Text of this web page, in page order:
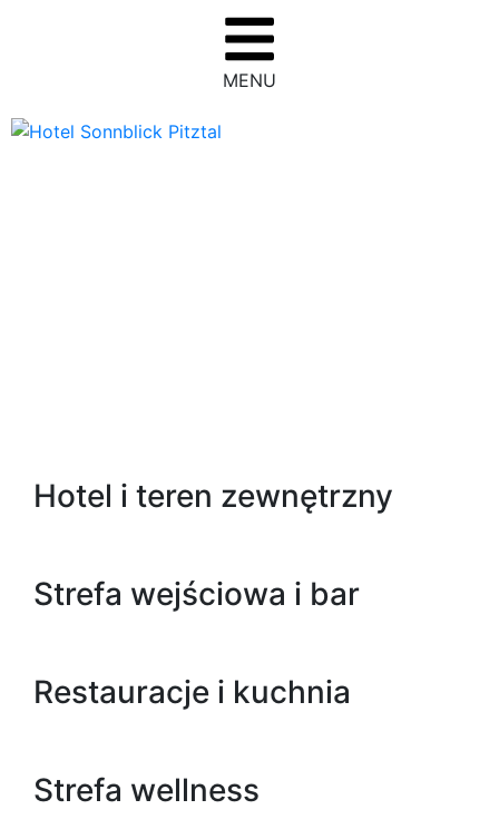
MENU
Hotel i teren zewnętrzny
Strefa wejściowa i bar
Restauracje i kuchnia
Strefa wellness